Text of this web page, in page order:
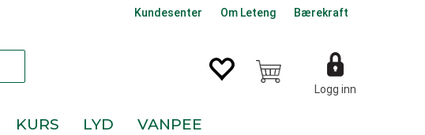
Kundesenter Om Leteng Bærekraft
Logg inn
KURS LYD VANPEE